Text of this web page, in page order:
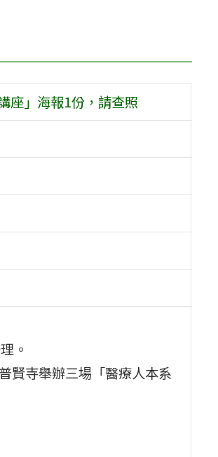
座」海報1份，請查照
。
賢寺舉辦三場「醫療人本系